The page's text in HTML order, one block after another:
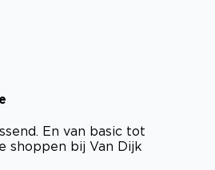
En van basic tot
shoppen bij Van Dijk